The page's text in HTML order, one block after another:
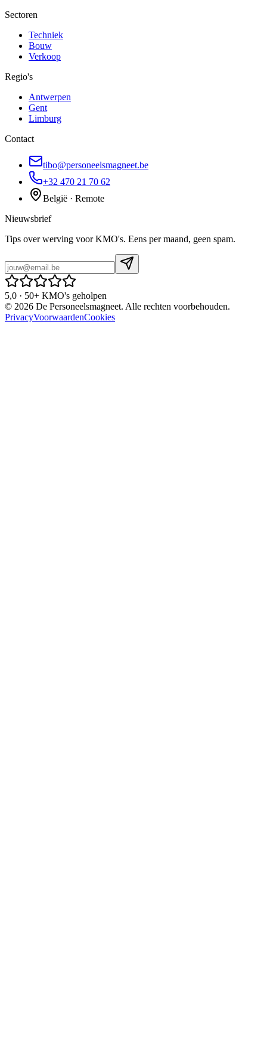
Sectoren
Techniek
Bouw
Verkoop
Regio's
Antwerpen
Gent
Limburg
Contact
tibo@personeelsmagneet.be
+32 470 21 70 62
België · Remote
Nieuwsbrief
Tips over werving voor KMO's. Eens per maand, geen spam.
5,0 · 50+ KMO's geholpen
© 2026 De Personeelsmagneet. Alle rechten voorbehouden.
PrivacyVoorwaardenCookies